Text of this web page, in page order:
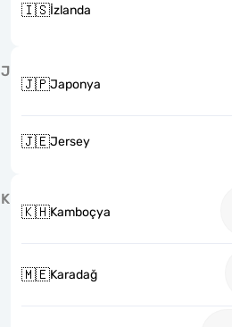
🇮🇸İzlanda
J
🇯🇵Japonya
🇯🇪Jersey
K
🇰🇭Kamboçya
🇲🇪Karadağ